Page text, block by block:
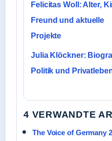
Felicitas Woll: Alter,
Freund und aktuelle
Projekte
Julia Klöckner:
Politik und
4 VERWANDTE
The Voice of Germany